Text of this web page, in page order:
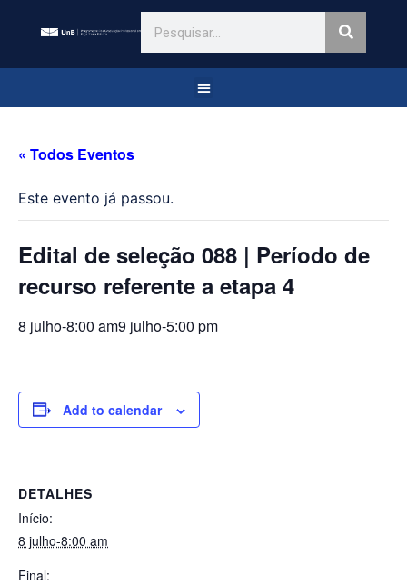
« Todos Eventos
Este evento já passou.
Edital de seleção 088 | Período de
recurso referente a etapa 4
8 julho-8:00 am9 julho-5:00 pm
Add to calendar
DETALHES
Início:
8 julho-8:00 am
Final: